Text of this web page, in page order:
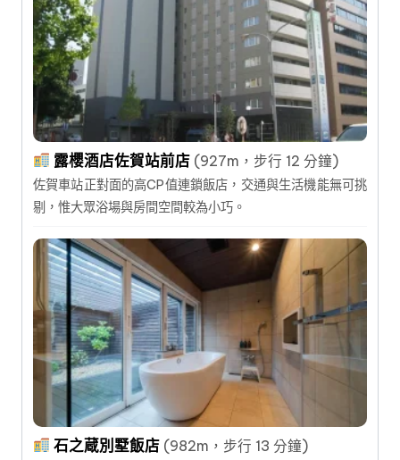
露櫻酒店佐賀站前店 (927m，步行 12 分鐘)
佐賀車站正對面的高CP值連鎖飯店，交通與生活機能無可挑
剔，惟大眾浴場與房間空間較為小巧。
石之蔵別墅飯店 (982m，步行 13 分鐘)